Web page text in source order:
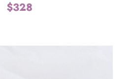
$328